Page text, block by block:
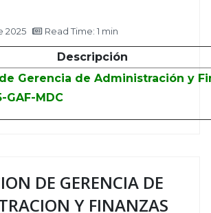
2025 Read Time: 1 min
Descripción
Gerencia de Administración y
GAF-MDC
DE GERENCIA DE
Y FINANZAS